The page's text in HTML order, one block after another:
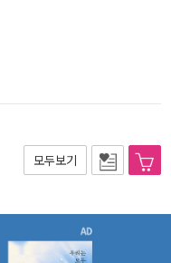
모두보기